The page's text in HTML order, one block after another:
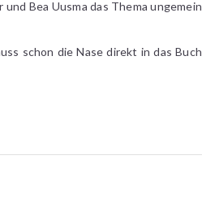
Bea Uusma das Thema ungemein
schon die Nase direkt in das Buch